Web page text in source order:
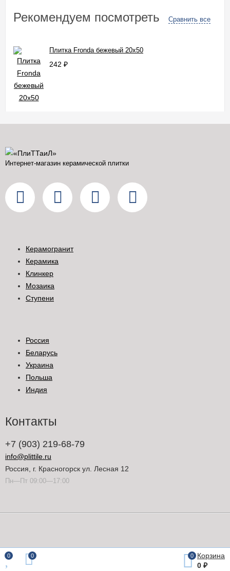
Рекомендуем посмотреть Сравнить все
Плитка Fronda бежевый 20x50
242 ₽
Интернет-магазин керамической плитки
Керамогранит
Керамика
Клинкер
Мозаика
Ступени
Россия
Беларусь
Украина
Польша
Индия
Контакты
+7 (903) 219-68-79
info@plittile.ru
Россия, г. Красногорск ул. Лесная 12
Пн—Пт 09:00—17:00
0 0 0
Корзина
0 ₽